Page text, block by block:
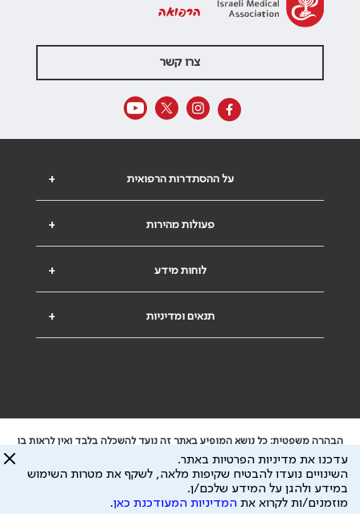
הרפואה
צרו קשר
+ על ההסתדרות הרפואית
+ פעולות מהירות
+ לוחות מידע
+ תנאים ומדיניות
הבהרה משפטית: כל נושא המופיע באתר זה נועד להשכלה בלבד ואין לראות בו
ייעוץ רפואי או משפטי. אין הר"י אחראית לתוכן המתפרסם באתר זה ולכל נזק
שעלול להיגרם.
ידוע לי שהר"י אוספת ושומרת מידע אישי לצורך מתן השרות וכי חלק ממנו עשוי
להיות מועבר לצדדים שלישיים, הכל בכפוף למדיניות הפרטיות
עדכנו את מדיניות הפרטיות באתר.
השינויים נועדו להבטיח שקיפות מלאה, לשקף את מטרות השימוש
במידע ולהגן על המידע שלכם/ן.
מוזמנים/ות לקרוא את המדיניות המעודכנת כאן.